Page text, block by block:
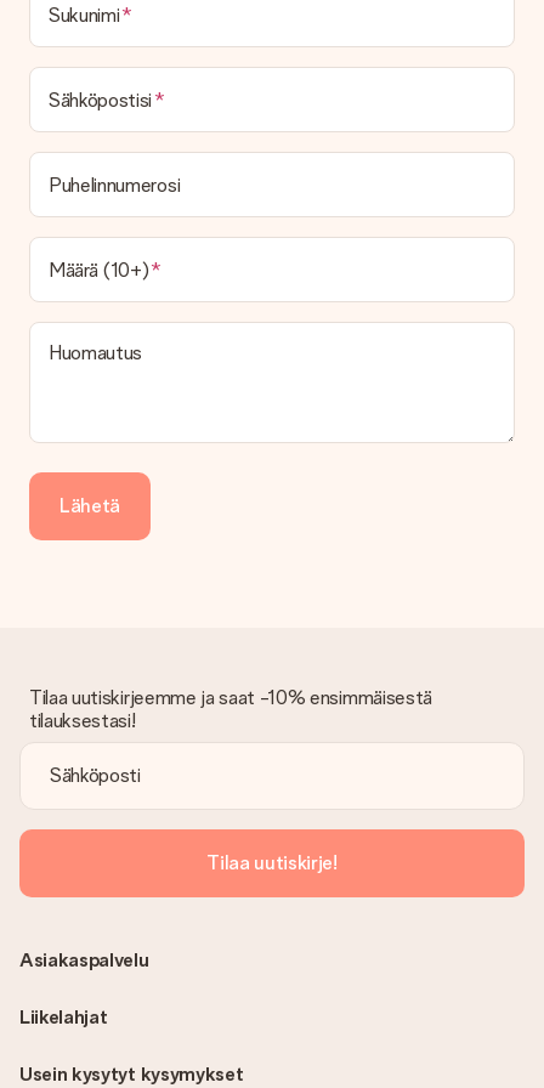
Ei ole mahdollista valita tiettyä toimituspäivää.
Toimitusaika löytyy lahjan tuotesivulta. Voit luottaa siihen,
että operaattorimme toimittaa lahjasi tänä päivänä.
Mitä toimitusvaihtoehtoja voin valita?
Tällä hetkellä ei ole (vielä) mahdollista valita
toimitusvaihtoehtoa. Halutessasi tilauksen lähetetään joko
paketti tai postilaatikon toimitus. Haluatko tietää, mikä
vaihtoehto tilauksesi kuuluu? Ota yhteyttä asiakaspalveluun.
Maksu
Kuinka voin maksaa tilaukseni?
Tarjoamme seuraavat maksutavat: iDeal, Paypal, luottokortti,
Saapunut lahja
Entä jos lahja ei ole täysin mieleeni?
Olemme syvästi pahoillamme, että lahjasi ei ole sinun mielesi
Tämä tarkoittaa sitä, että lahja toimitetaan suoraan
vastaanottajalle, mikä tekee siitä todellisen yllätyksen!
Sukunimi
Sähköpostisi
Puhelinnumerosi
Määrä (10+)
Huomautus
Lähetä
Tilaa uutiskirjeemme ja saat -10% ensimmäisestä
tilauksestasi!
Tilaa uutiskirje!
Usein kysytyt kysymykset
Asiakaspalvelu
Liikelahjat